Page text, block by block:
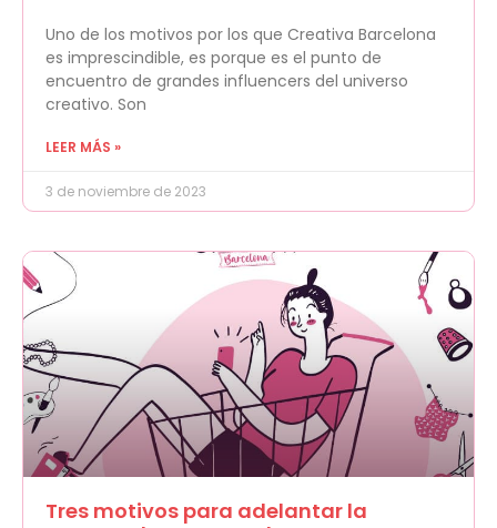
Uno de los motivos por los que Creativa Barcelona
es imprescindible, es porque es el punto de
encuentro de grandes influencers del universo
creativo. Son
LEER MÁS »
3 de noviembre de 2023
Tres motivos para adelantar la